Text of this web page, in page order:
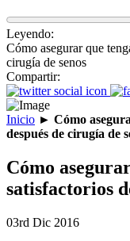
Leyendo:
Cómo asegurar que
cirugía de senos
Compartir:
Inicio ► Cómo
después de cirugía de
Cómo
satisfactorios
03rd Dic 2016